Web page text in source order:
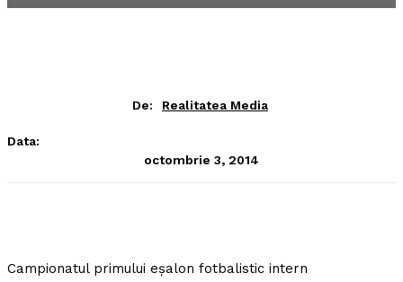
De: Realitatea Media
Data:
octombrie 3, 2014
Campionatul primului eşalon fotbalistic intern